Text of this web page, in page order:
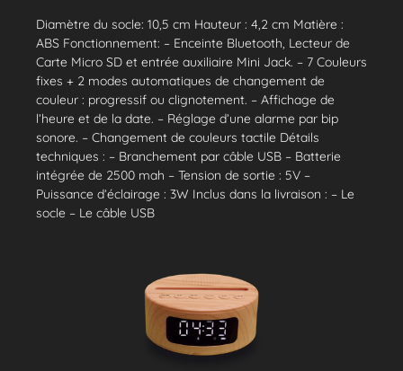
Diamètre du socle: 10,5 cm Hauteur : 4,2 cm Matière :
ABS Fonctionnement: – Enceinte Bluetooth, Lecteur de
Carte Micro SD et entrée auxiliaire Mini Jack. – 7 Couleurs
fixes + 2 modes automatiques de changement de
couleur : progressif ou clignotement. – Affichage de
l’heure et de la date. – Réglage d’une alarme par bip
sonore. – Changement de couleurs tactile Détails
techniques : – Branchement par câble USB – Batterie
intégrée de 2500 mah – Tension de sortie : 5V –
Puissance d’éclairage : 3W Inclus dans la livraison : – Le
socle – Le câble USB